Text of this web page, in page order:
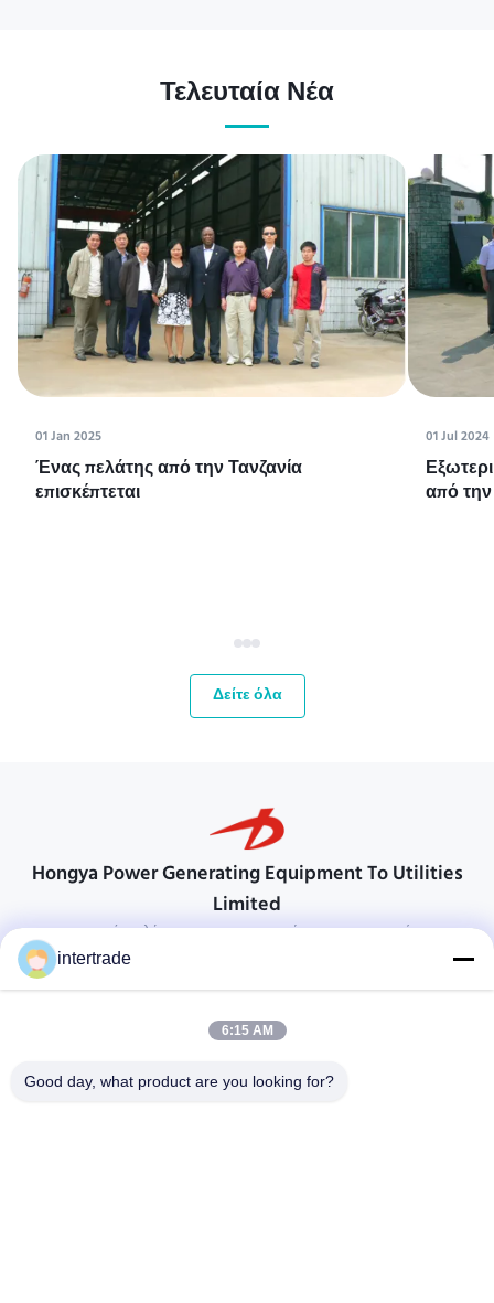
Τελευταία Νέα
01 Jan 2025
Ένας πελάτης από την Τανζανία
επισκέπτεται
01 Jul 2024
από
Δείτε όλα
Hongya Power Generating Equipment To Utilities
Limited
προσαρμοσμένες λύσεις για να ανταποκρίνονται στις απαιτήσεις των
Χωριό Anxi, πόλη Yuping, νομός Hongya, Κίνα
86-28-37561966-8:00
intertrade
6:15 AM
Good day, what product are you looking for?